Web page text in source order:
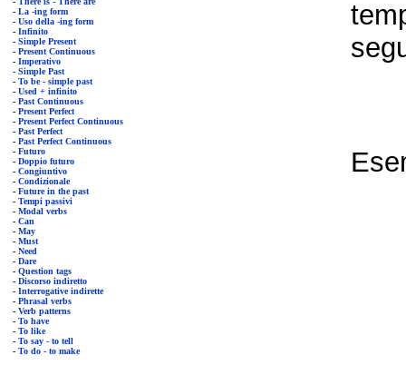
- La -ing form
- Uso della -ing form
- Infinito
- Simple Present
- Present Continuous
- Imperativo
- Simple Past
- To be - simple past
- Used + infinito
- Past Continuous
- Present Perfect
- Present Perfect Continuous
- Past Perfect
- Past Perfect Continuous
- Futuro
- Doppio futuro
- Congiuntivo
- Condizionale
- Future in the past
- Tempi passivi
- Modal verbs
- Can
- May
- Must
- Need
- Dare
- Question tags
- Discorso indiretto
- Interrogative indirette
- Phrasal verbs
- Verb patterns
- To have
- To like
- To say - to tell
- To do - to make